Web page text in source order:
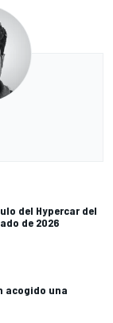
del Hypercar del
de 2026
acogido una